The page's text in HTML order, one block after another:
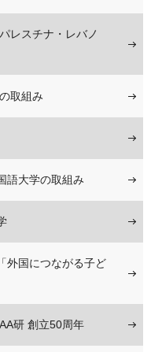
レスチナ・レバノ
取組み
語大学の取組み
外国につながる子ど
研 創立50周年